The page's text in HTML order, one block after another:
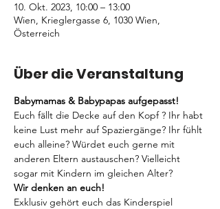
10. Okt. 2023, 10:00 – 13:00
Wien, Krieglergasse 6, 1030 Wien,
Österreich
Über die Veranstaltung
Babymamas & Babypapas aufgepasst!
Euch fällt die Decke auf den Kopf ? Ihr habt
keine Lust mehr auf Spaziergänge? Ihr fühlt
euch alleine? Würdet euch gerne mit
anderen Eltern austauschen? Vielleicht
sogar mit Kindern im gleichen Alter?
Wir denken an euch!
Exklusiv gehört euch das Kinderspiel